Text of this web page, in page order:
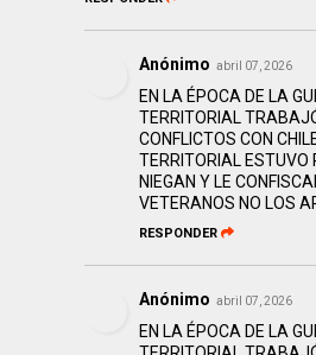
Anónimo abril 07, 2026
EN LA ÉPOCA DE LA
TERRITORIAL
CONFLICTOS CON
TERRITORIAL ESTUVO
NIEGAN Y LE
VETERANOS NO LOS
RESPONDER
Anónimo abril 07, 2026
EN LA ÉPOCA DE LA